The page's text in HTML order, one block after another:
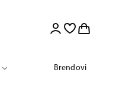
Brendovi